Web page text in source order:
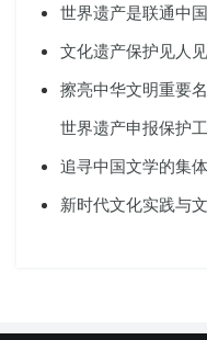
世界遗产是联通中
文化遗产保护见人
擦亮中华文明重要
世界遗产申报保护
追寻中国文学的集
新时代文化实践与